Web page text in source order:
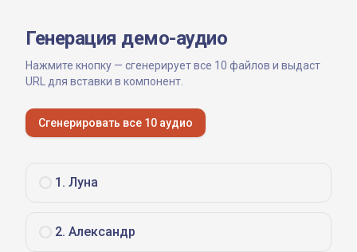
Генерация демо-аудио
Нажмите кнопку — сгенерирует все 10 файлов и выдаст
URL для вставки в компонент.
Сгенерировать все 10 аудио
1 . Луна
2. Александр